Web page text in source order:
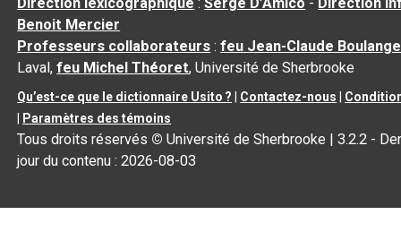
Benoit Mercier
Professeurs collaborateurs :feu Jean-Claude
Laval,feu Michel Théoret, Université de Sherbrooke
Qu’est-ce que le dictionnaire Usito ? Contactez-nous
Paramètres des témoins
Tous droits réservés © Université de Sherbrooke |3.2.2 -
jour du contenu :2026-08-03